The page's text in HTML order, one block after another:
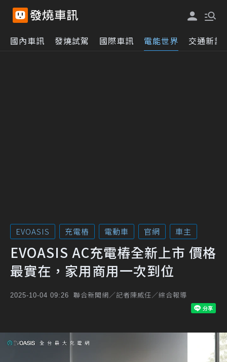
國內車訊 發燒試駕 國際車訊 電能世界 交通新訊
EVOASIS 充電樁 電動車 官網 車主
EVOASIS AC充電樁全新上市 價格
最實在，家用商用一次到位
2025-10-04 09:26 聯合新聞網／記者陳威任／綜合報導